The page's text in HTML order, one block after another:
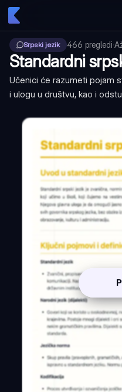
Srpski jezik 466 pregledi·
Standardni
Učenici će razumeti pojam
i ulogu u društvu, kao i